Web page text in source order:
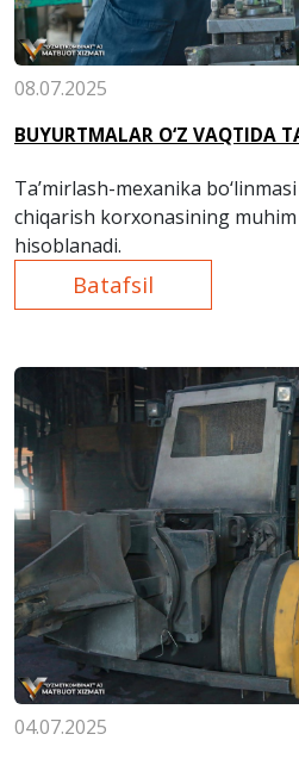
08.07.2025
BUYURTMALAR O‘Z VAQTIDA
Ta’mirlash-mexanika
chiqarish korxonasining
hisoblanadi.
Batafsil
04.07.2025